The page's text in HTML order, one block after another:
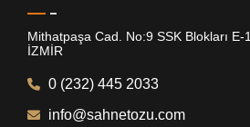
Mithatpaşa Cad. No:9 SSK Blokları
İZMİR
0 (232) 445 2033
info@sahnetozu.com